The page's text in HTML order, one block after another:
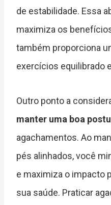
de estabilidade. Essa
maximiza os
também proporciona
exercícios equilibrado
Outro ponto a
manter uma boa
agachamentos. Ao
pés alinhados, você
e maximiza o impacto
sua saúde. Praticar